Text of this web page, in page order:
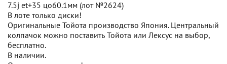
7.5j et+35 цо60.1мм (лот №2624)
В лоте только диски!
Оригинальные Тойота производство Япония. Центральный
колпачок можно поставить Тойота или Лексус на выбор,
бесплатно.
В наличии.